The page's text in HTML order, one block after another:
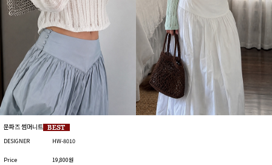
문파즈 썸머니트
DESIGNER HW-8010
Price 19,800원